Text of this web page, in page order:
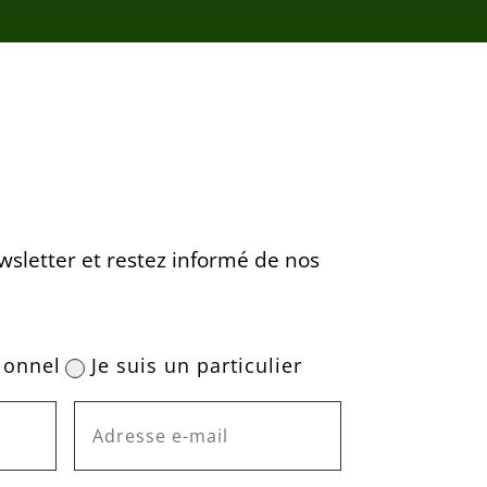
et restez informé de nos
Je suis un particulier